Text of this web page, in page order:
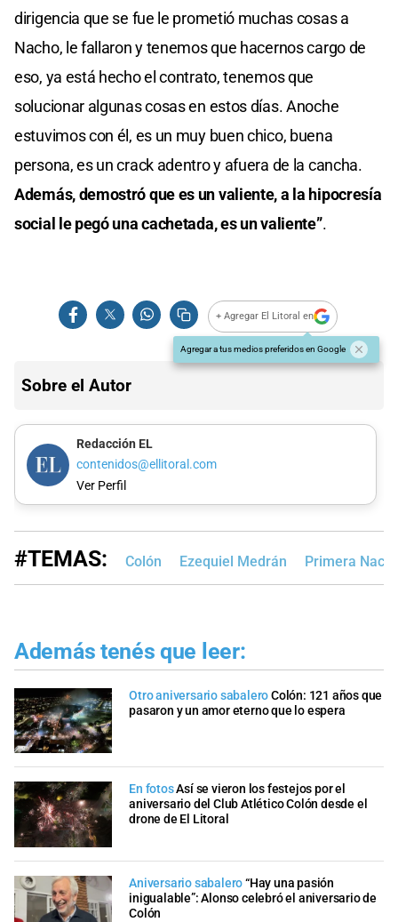
dirigencia que se fue le prometió muchas cosas a
Nacho, le fallaron y tenemos que hacernos cargo de
eso, ya está hecho el contrato, tenemos que
solucionar algunas cosas en estos días. Anoche
estuvimos con él, es un muy buen chico, buena
persona, es un crack adentro y afuera de la cancha.
Además, demostró que es un valiente, a la hipocresía
social le pegó una cachetada, es un valiente”.
+ Agregar El Litoral en
Agregar a tus medios preferidos en Google
Sobre el Autor
Redacción EL
contenidos@ellitoral.com
Ver Perfil
#TEMAS: Colón Ezequiel Medrán Primera
Además tenés que leer:
Otro aniversario sabaleroColón: 121 años que
pasaron y un amor eterno que lo espera
En fotosAsí se vieron los festejos por el
aniversario del Club Atlético Colón desde el
drone de El Litoral
Aniversario sabalero“Hay una pasión
inigualable”: Alonso celebró el aniversario de
Colón